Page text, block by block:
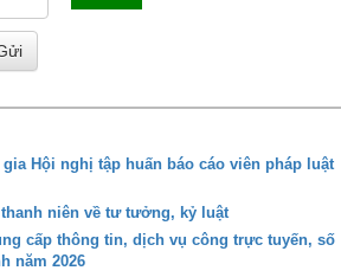
Hội nghị tập huấn báo cáo viên pháp luật
niên về tư tưởng, kỷ luật
cấp thông tin, dịch vụ công trực tuyến, số
năm 2026